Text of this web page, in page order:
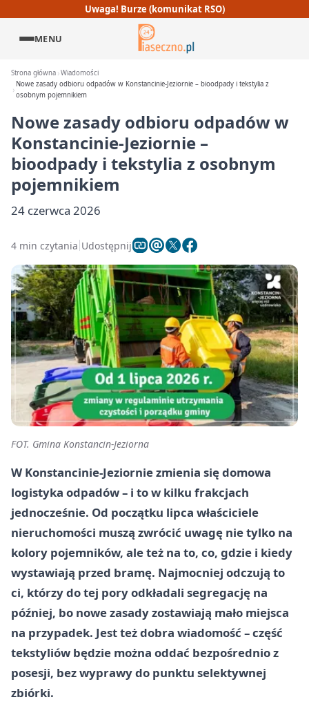
Uwaga! Burze (komunikat RSO)
MENU
Strona główna Wiadomości
Nowe zasady odbioru odpadów w Konstancinie-Jeziornie – bioodpady i tekstylia z
osobnym pojemnikiem
Nowe zasady odbioru odpadów w
Konstancinie-Jeziornie –
bioodpady i tekstylia z osobnym
pojemnikiem
24 czerwca 2026
4 min czytania Udostępnij
FOT. Gmina Konstancin-Jeziorna
W Konstancinie-Jeziornie zmienia się domowa
logistyka odpadów – i to w kilku frakcjach
jednocześnie. Od początku lipca właściciele
nieruchomości muszą zwrócić uwagę nie tylko na
kolory pojemników, ale też na to, co, gdzie i kiedy
wystawiają przed bramę. Najmocniej odczują to
ci, którzy do tej pory odkładali segregację na
później, bo nowe zasady zostawiają mało miejsca
na przypadek. Jest też dobra wiadomość – część
tekstyliów będzie można oddać bezpośrednio z
posesji, bez wyprawy do punktu selektywnej
zbiórki.